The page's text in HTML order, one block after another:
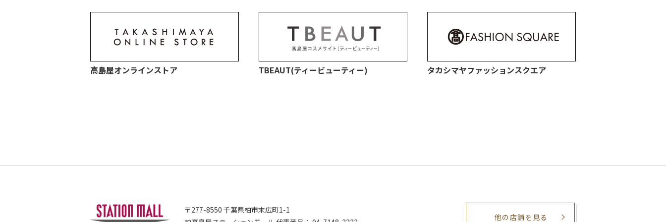
高島屋オンラインストア TBEAUT(ティービューティー) タカシマヤファッションスクエア
〒277-8550 千葉県柏市末広町1-1
他の店舗を見る